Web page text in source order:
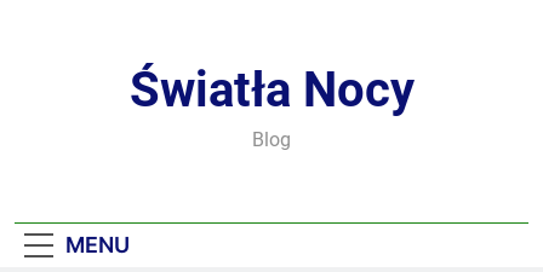
Światła Nocy
Blog
MENU